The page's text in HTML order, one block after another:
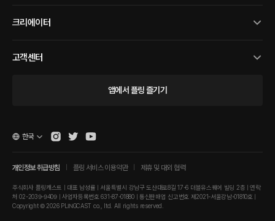
크리에이터
고객센터
앱에서 플링 즐기기
개인정보 취급방침 플링 서비스 이용약관 제휴 및 대외 협력
주식회사 플링캐스트 | 대표 남성률 | 서울특별시 강남구 도산대로8길 17-6 더블유스퀘어 빌딩 2층 | 연락
처 02-2039-9409 | 사업자등록번호 631-87-01880 | 통신판매업 신고번호 제2021-서울강남-01810호 |
Copyright © 2026 PLINGCAST co., ltd. All rights reserved.
한국